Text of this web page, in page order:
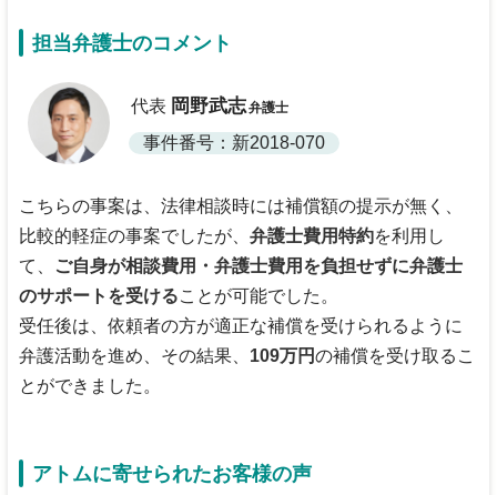
担当弁護士のコメント
代表 岡野武志弁護士
事件番号：新2018-070
こちらの事案は、法律相談時には補償額の提示が無く、
比較的軽症の事案でしたが、 弁護士費用特約を利用し
て、
ご自身が相談費用・弁護士費用を負担せずに弁護士
のサポートを受けることが可能でした。
受任後は、依頼者の方が適正な補償を受けられるように
弁護活動を進め、その結果、 109万円の補償を受け取るこ
とができました。
アトムに寄せられたお客様の声